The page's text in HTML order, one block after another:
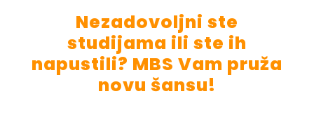
Nezadovoljni ste
studijama ili ste ih
napustili? MBS Vam pruža
novu šansu!